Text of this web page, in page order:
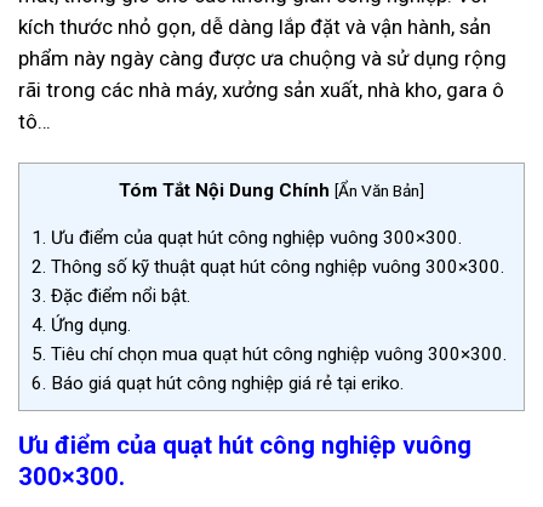
kích thước nhỏ gọn, dễ dàng lắp đặt và vận hành, sản
phẩm này ngày càng được ưa chuộng và sử dụng rộng
rãi trong các nhà máy, xưởng sản xuất, nhà kho, gara ô
tô…
Tóm Tắt Nội Dung Chính [Ẩn Văn Bản]
1. Ưu điểm của quạt hút công nghiệp vuông 300×300.
2. Thông số kỹ thuật quạt hút công nghiệp vuông 300×300.
3. Đặc điểm nổi bật.
4. Ứng dụng.
5. Tiêu chí chọn mua quạt hút công nghiệp vuông 300×300.
6. Báo giá quạt hút công nghiệp giá rẻ tại eriko.
Ưu điểm của quạt hút công nghiệp vuông
300×300.